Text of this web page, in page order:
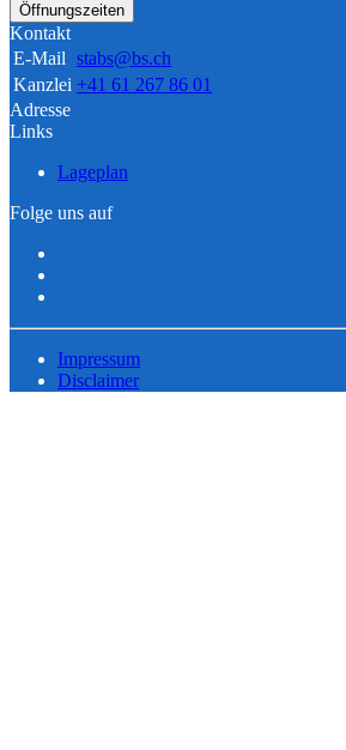
Öffnungszeiten
Kontakt
E-Mail stabs@bs.ch
Kanzlei +41 61 267 86 01
Adresse
Links
Lageplan
Folge uns auf
Impressum
Disclaimer